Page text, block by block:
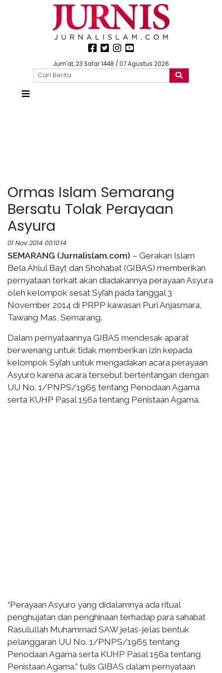
Jum'at, 23 Safar 1448 / 07 Agustus 2026
Ormas Islam Semarang
Bersatu Tolak Perayaan
Asyura
01 Nov 2014 00:10:14
SEMARANG (Jurnalislam.com) – Gerakan Islam
Bela Ahlul Bayt dan Shohabat (GIBAS) memberikan
pernyataan terkait akan diadakannya perayaan Asyura
oleh kelompok sesat Syi’ah pada tanggal 3
November 2014 di PRPP kawasan Puri Anjasmara,
Tawang Mas, Semarang.
Dalam pernyataannya GIBAS mendesak aparat
berwenang untuk tidak memberikan izin kepada
kelompok Syi’ah untuk mengadakan acara perayaan
Asyuro karena acara tersebut bertentangan dengan
UU No. 1/PNPS/1965 tentang Penodaan Agama
serta KUHP Pasal 156a tentang Penistaan Agama.
“Perayaan Asyuro yang didalamnya ada ritual
penghujatan dan penghinaan terhadap para sahabat
Rasulullah Muhammad SAW jelas-jelas bentuk
pelanggaran UU No. 1/PNPS/1965 tentang
Penodaan Agama serta KUHP Pasal 156a tentang
Penistaan Agama,” tulis GIBAS dalam pernyataan